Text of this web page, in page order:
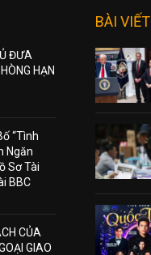
ĐƯA
HẠN
“Tình
Ngăn
Sơ Tài
BBC
CỦA
GIAO
BÀI